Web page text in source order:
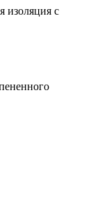
изоляция с